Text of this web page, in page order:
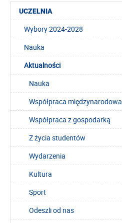
UCZELNIA
Wybory 2024-2028
Nauka
Aktualności
Nauka
Współpraca międzynarodowa
Współpraca z gospodarką
Z życia studentów
Wydarzenia
Kultura
Sport
Odeszli od nas